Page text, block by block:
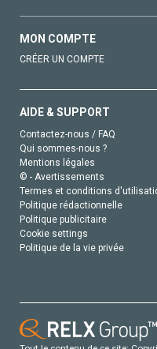
MON COMPTE
CRÉER UN COMPTE
AIDE & SUPPORT
Contactez-nous / FAQ
Qui sommes-nous ?
Mentions légales
© - Avertissements
Termes et conditions
Politique rédactionnelle
Politique publicitaire
Cookie settings
Politique de la vie privée